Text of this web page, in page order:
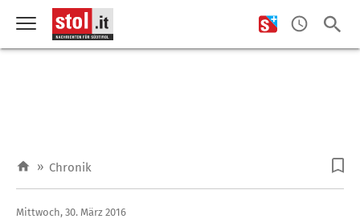
» Chronik
Mittwoch, 30. März 2016